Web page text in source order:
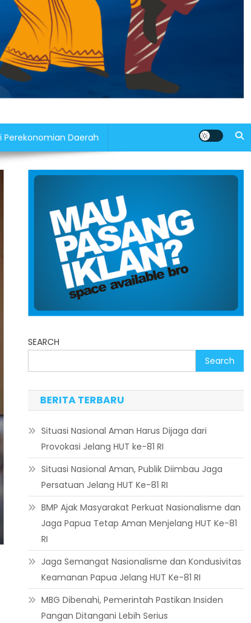
Perekonomian Daerah
SEARCH
Search
BERITA TERBARU
Situasi Nasional Aman Harus Dijaga dari
Provokasi Jelang HUT ke-81 RI
Situasi Nasional Aman, Publik Diimbau Jaga
Persatuan Jelang HUT Ke-81 RI
BMP Ajak Masyarakat Perkuat Nasionalisme dan
Jaga Papua Tetap Aman Menjelang HUT Ke-81
RI
Jaga Semangat Nasionalisme dan Kondusivitas
Keamanan Papua Jelang HUT Ke-81 RI
MBG Dibenahi, Pemerintah Pastikan Insiden
Pangan Ditangani Lebih Serius